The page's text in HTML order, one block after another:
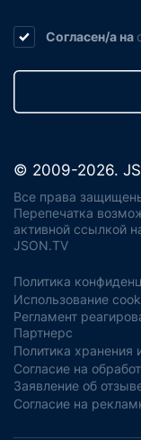
Согласен/а на
© 2009-2026.
Все права
Перепечатка
активной ссылкой
JSON.TV
Политика
Использование
Регламент
Партнерс
Политика хранения
Согласие на
Заявление об
Согласие на